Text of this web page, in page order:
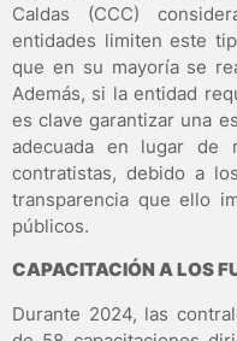
Caldas (CCC)
entidades limiten este
que en su mayoría se
Además, si la entidad
es clave garantizar una
adecuada en lugar de
contratistas, debido a
transparencia que ello
públicos.
CAPACITACIÓN A LOS
Durante 2024, las